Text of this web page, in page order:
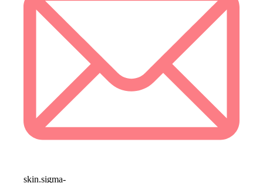
skin.sigma-